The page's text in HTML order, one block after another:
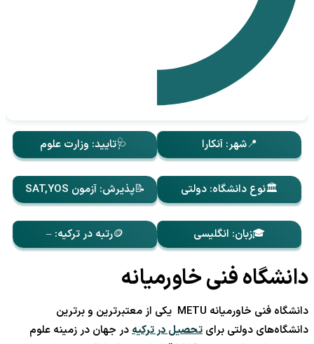
📍شهر: آنکارا 🩺تایید: وزارت علوم
🏛️نوع دانشگاه: دولتی 📝پذیرش: آزمون SAT,YOS
🎓زبان: انگلیسی 🪙رتبه در ترکیه: –
دانشگاه فنی خاورمیانه
دانشگاه فنی خاورمیانه METU یکی از معتبرترین و برترین
دانشگاه‌های دولتی برای تحصیل در ترکیهدر جهان در زمینه علوم